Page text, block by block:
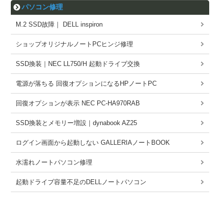
パソコン修理
M.2 SSD故障｜ DELL inspiron
ショップオリジナルノートPCヒンジ修理
SSD換装｜NEC LL750/H 起動ドライブ交換
電源が落ちる 回復オプションになるHPノートPC
回復オプションが表示 NEC PC-HA970RAB
SSD換装とメモリー増設｜dynabook AZ25
ログイン画面から起動しない GALLERIAノートBOOK
水濡れノートパソコン修理
起動ドライブ容量不足のDELLノートパソコン